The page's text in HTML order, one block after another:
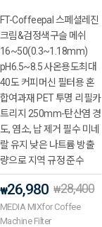
FT-Coffeepal 스페셜레진
크림&검정색구슬 메쉬
16~50(0.3~1.18mm)
pH6.5~8.5 사온용도최대
40도 커피머신 필터용 혼
합여과재 PET 투명 리필카
트리지 250mm-탄산염 경
도, 염소, 납 제거 필수 미네
랄 유지 낮은 나트륨 방출
량으로 지역 규정 준수
₩26,980 ₩28,400
MEDIA MIXfor Coffee
Machine Filter